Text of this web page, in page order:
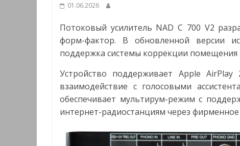
01.06.2026
Потоковый усилитель NAD C 700 V2
форм-фактор. В обновленной версии
поддержка системы коррекции помещения
Устройство поддерживает Apple
взаимодействие с голосовыми
обеспечивает мультирум-режим с
интернет-радиостанциям через